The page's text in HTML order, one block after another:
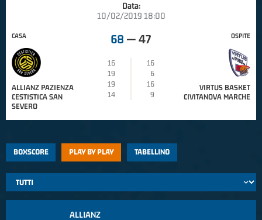
Data:
10/02/2019 18:00
CASA
ALLIANZ PAZIENZA
CESTISTICA SAN
SEVERO
68 — 47
16
16
19
6
19
16
14
9
OSPITE
VIRTUS BASKET
CIVITANOVA MARCHE
BOXSCORE PLAY BY PLAY TABELLINO
ALLIANZ